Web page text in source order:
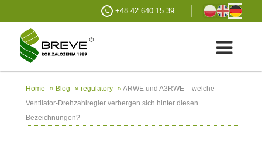
+48 42 640 15 39
Home » Blog » regulatory »ARWE und A3RWE – welche
Ventilator-Drehzahlregler verbergen sich hinter diesen
Bezeichnungen?